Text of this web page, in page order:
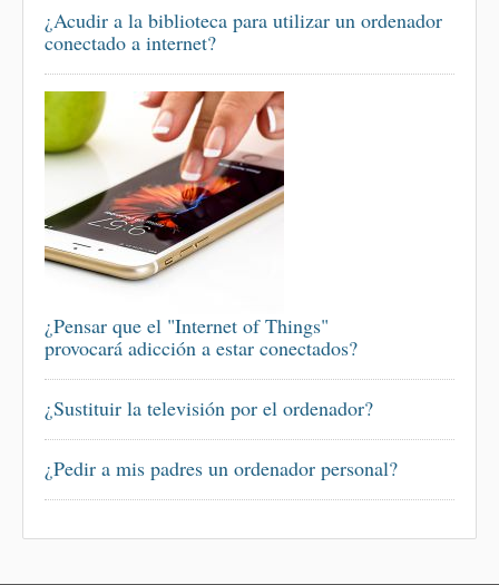
¿Acudir a la biblioteca para utilizar un ordenador
conectado a internet?
¿Pensar que el "Internet of Things"
provocará adicción a estar conectados?
¿Sustituir la televisión por el ordenador?
¿Pedir a mis padres un ordenador personal?